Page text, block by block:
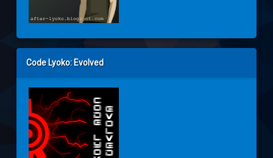
Code Lyoko: Evolved